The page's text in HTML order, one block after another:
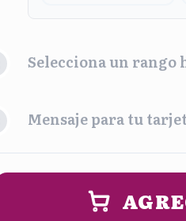
Selecciona un rango
Mañana
Mensaje para tu
PERSONALIZA UN